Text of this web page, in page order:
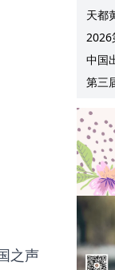
之声
议会
天都
质量
2026
务提
中国
中介
第三